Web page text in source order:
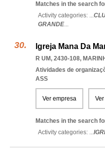
Matches in the search
Activity categories: ...
GRANDE...
Igreja Mana Da
R UM, 2430-108,
Atividades de
ASS
Ver empresa
Matches in the search
Activity categories: ...